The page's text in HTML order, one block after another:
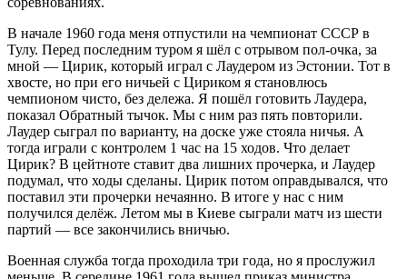
В начале 1960 года меня отпустили на чемпионат СССР в
Тулу. Перед последним туром я шёл с отрывом пол-очка, за
мной — Цирик, который играл с Лаудером из Эстонии. Тот в
хвосте, но при его ничьей с Цириком я становлюсь
чемпионом чисто, без дележа. Я пошёл готовить Лаудера,
показал Обратный тычок. Мы с ним раз пять повторили.
Лаудер сыграл по варианту, на доске уже стояла ничья. А
тогда играли с контролем 1 час на 15 ходов. Что делает
Цирик? В цейтноте ставит два лишних прочерка, и Лаудер
подумал, что ходы сделаны. Цирик потом оправдывался, что
поставил эти прочерки нечаянно. В итоге у нас с ним
получился делёж. Летом мы в Киеве сыграли матч из шести
партий — все закончились вничью.
Военная служба тогда проходила три года, но я прослужил